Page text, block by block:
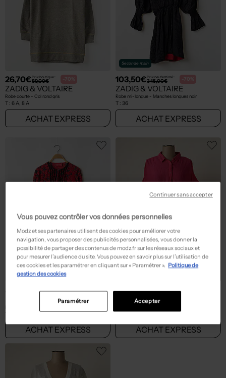
26,70€Prix boutique :
89,00€ -70%
ZADIG & VOLTAIRE
Robe courte - Col rond gris
T : 6 A, 8 A
ACHAT EXPRESS
Seconde main
103,50€Prix neuf estimé :
345,00€ -70%
ZADIG & VOLTAIRE
Robe mi-longue - Manches longues noir
T : 36
ACHAT EXPRESS
Seconde main
198,00€ -70%
ZADIG & VOLTAIRE
ACHAT EXPRESS
19,50€195,00€ -90%
ZADIG & VOLTAIRE
ACHAT EXPRESS
Vous pouvez contrôler vos données personnelles
Modz et ses partenaires utilisent des cookies pour améliorer votre
navigation, vous proposer des publicités personnalisées, vous donner la
possibilité de partager des contenus de modz.fr sur les réseaux sociaux et
pour mesurer l’audience du site. Vous pouvez en savoir plus sur l’utilisation de
ces cookies et les paramétrer en cliquant sur « Paramétrer ». Politique de
gestion des cookies
Accepter
Paramétrer
Continuer sans accepter